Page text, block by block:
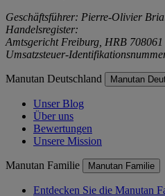
Geschäftsführer: Pierre-Olivier
Handelsregister:
Amtsgericht Freiburg, HRB 708061
Umsatzsteuer-
Manutan Deutschland Manutan
Unser Blog
Über uns
Bewertungen
Unsere Mission
Manutan Familie Manutan Familie
Entdecken Sie die Manutan